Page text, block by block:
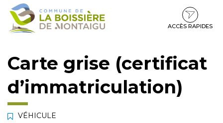
Gestion des traceurs
Aller
Aller
contenu
Aller
pied
ACCÈS RAPIDES
Carte grise (certificat
d’immatriculation)
VÉHICULE